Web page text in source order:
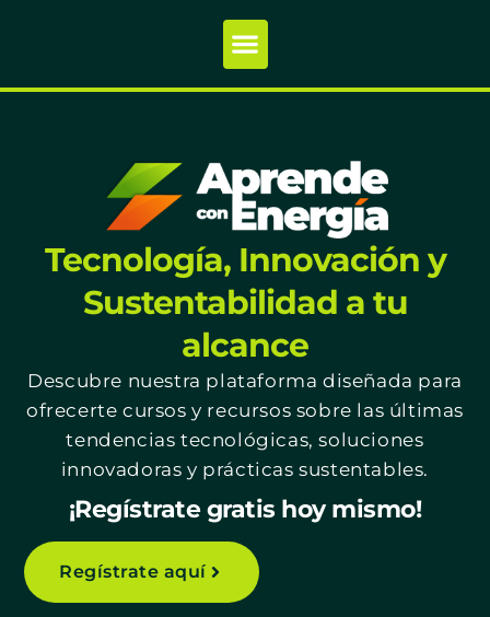
Tecnología, Innovación y
Sustentabilidad a tu
alcance
Descubre nuestra plataforma diseñada para
ofrecerte cursos y recursos sobre las últimas
tendencias tecnológicas, soluciones
innovadoras y prácticas sustentables.
¡Regístrate gratis hoy mismo!
Regístrate aquí